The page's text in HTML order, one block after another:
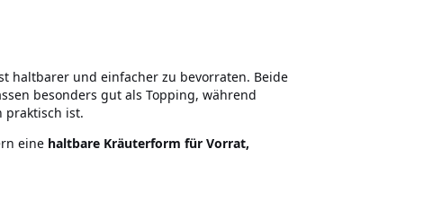
haltbarer und einfacher zu bevorraten. Beide
besonders gut als Topping, während
praktisch ist.
eine haltbare Kräuterform für Vorrat,